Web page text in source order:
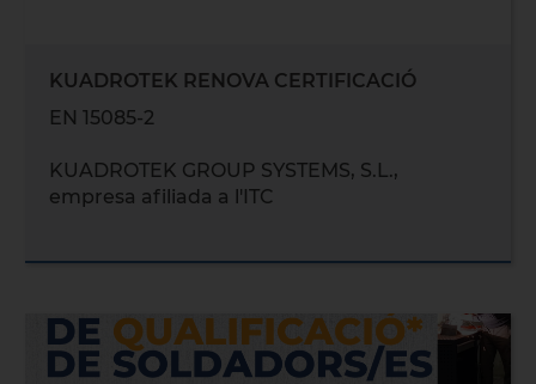
KUADROTEK RENOVA CERTIFICACIÓ
EN 15085-2
KUADROTEK GROUP SYSTEMS, S.L.,
empresa afiliada a l'ITC